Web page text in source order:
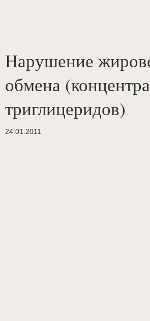
Нарушение
обмена
триглицеридов)
24.01.2011